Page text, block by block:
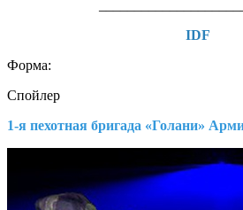
IDF
Форма:
Спойлер
1-я пехотная бригада «Голани»